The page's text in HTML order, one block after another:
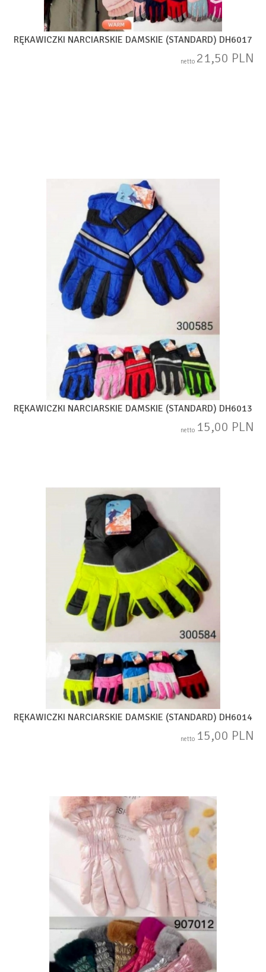
RĘKAWICZKI NARCIARSKIE DAMSKIE (STANDARD) DH6017
netto 21,50 PLN
RĘKAWICZKI NARCIARSKIE DAMSKIE (STANDARD) DH6013
netto 15,00 PLN
RĘKAWICZKI NARCIARSKIE DAMSKIE (STANDARD) DH6014
netto 15,00 PLN